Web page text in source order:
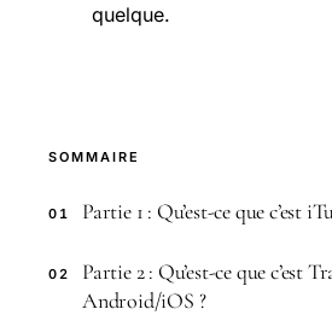
quelque.
SOMMAIRE
01 Partie 1 : Qu’est-ce que c’est
02
Partie 2 : Qu’est-ce que c’est
Android/iOS ?